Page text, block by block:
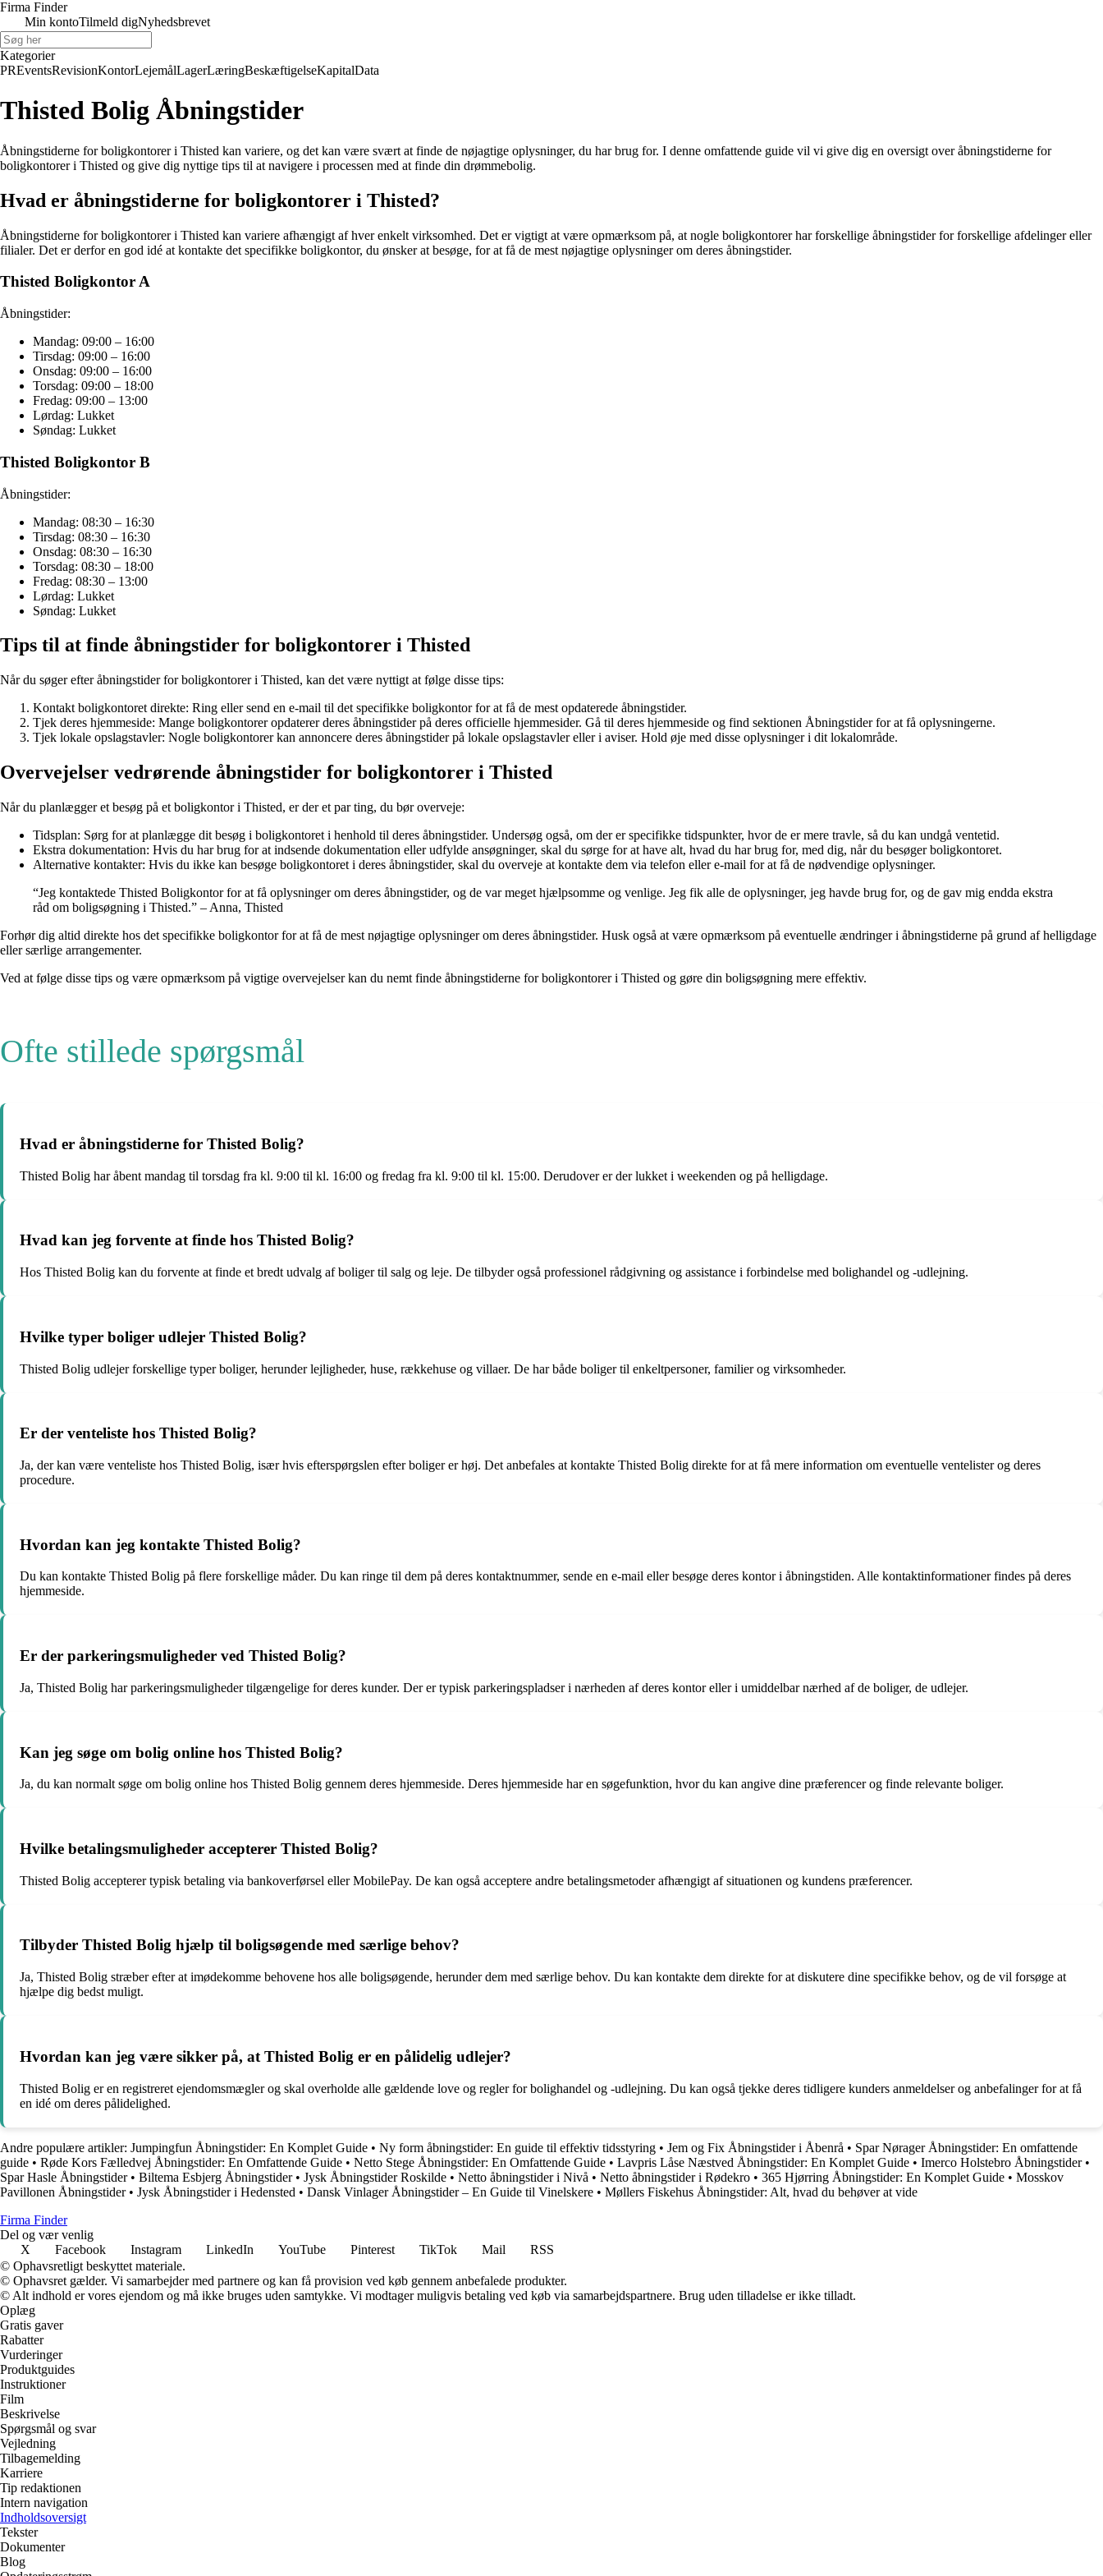
Firma Finder
Min kontoTilmeld digNyhedsbrevet
Kategorier
PREventsRevisionKontorLejemålLagerLæringBeskæftigelseKapitalData
Thisted Bolig Åbningstider
Åbningstiderne for boligkontorer i Thisted kan variere, og det kan være svært at finde de nøjagtige oplysninger, du har brug for. I denne omfattende guide vil vi give dig en oversigt over åbningstiderne for
boligkontorer i Thisted og give dig nyttige tips til at navigere i processen med at finde din drømmebolig.
Hvad er åbningstiderne for boligkontorer i Thisted?
Åbningstiderne for boligkontorer i Thisted kan variere afhængigt af hver enkelt virksomhed. Det er vigtigt at være opmærksom på, at nogle boligkontorer har forskellige åbningstider for forskellige afdelinger eller
filialer. Det er derfor en god idé at kontakte det specifikke boligkontor, du ønsker at besøge, for at få de mest nøjagtige oplysninger om deres åbningstider.
Thisted Boligkontor A
Åbningstider:
Mandag: 09:00 – 16:00
Tirsdag: 09:00 – 16:00
Onsdag: 09:00 – 16:00
Torsdag: 09:00 – 18:00
Fredag: 09:00 – 13:00
Lørdag: Lukket
Søndag: Lukket
Thisted Boligkontor B
Åbningstider:
Mandag: 08:30 – 16:30
Tirsdag: 08:30 – 16:30
Onsdag: 08:30 – 16:30
Torsdag: 08:30 – 18:00
Fredag: 08:30 – 13:00
Lørdag: Lukket
Søndag: Lukket
Tips til at finde åbningstider for boligkontorer i Thisted
Når du søger efter åbningstider for boligkontorer i Thisted, kan det være nyttigt at følge disse tips:
Kontakt boligkontoret direkte: Ring eller send en e-mail til det specifikke boligkontor for at få de mest opdaterede åbningstider.
Tjek deres hjemmeside: Mange boligkontorer opdaterer deres åbningstider på deres officielle hjemmesider. Gå til deres hjemmeside og find sektionen Åbningstider for at få oplysningerne.
Tjek lokale opslagstavler: Nogle boligkontorer kan annoncere deres åbningstider på lokale opslagstavler eller i aviser. Hold øje med disse oplysninger i dit lokalområde.
Overvejelser vedrørende åbningstider for boligkontorer i Thisted
Når du planlægger et besøg på et boligkontor i Thisted, er der et par ting, du bør overveje:
Tidsplan: Sørg for at planlægge dit besøg i boligkontoret i henhold til deres åbningstider. Undersøg også, om der er specifikke tidspunkter, hvor de er mere travle, så du kan undgå ventetid.
Ekstra dokumentation: Hvis du har brug for at indsende dokumentation eller udfylde ansøgninger, skal du sørge for at have alt, hvad du har brug for, med dig, når du besøger boligkontoret.
Alternative kontakter: Hvis du ikke kan besøge boligkontoret i deres åbningstider, skal du overveje at kontakte dem via telefon eller e-mail for at få de nødvendige oplysninger.
“Jeg kontaktede Thisted Boligkontor for at få oplysninger om deres åbningstider, og de var meget hjælpsomme og venlige. Jeg fik alle de oplysninger, jeg havde brug for, og de gav mig endda ekstra
råd om boligsøgning i Thisted.” – Anna, Thisted
Forhør dig altid direkte hos det specifikke boligkontor for at få de mest nøjagtige oplysninger om deres åbningstider. Husk også at være opmærksom på eventuelle ændringer i åbningstiderne på grund af helligdage
eller særlige arrangementer.
Ved at følge disse tips og være opmærksom på vigtige overvejelser kan du nemt finde åbningstiderne for boligkontorer i Thisted og gøre din boligsøgning mere effektiv.
Ofte stillede spørgsmål
Hvad er åbningstiderne for Thisted Bolig?
Thisted Bolig har åbent mandag til torsdag fra kl. 9:00 til kl. 16:00 og fredag fra kl. 9:00 til kl. 15:00. Derudover er der lukket i weekenden og på helligdage.
Hvad kan jeg forvente at finde hos Thisted Bolig?
Hos Thisted Bolig kan du forvente at finde et bredt udvalg af boliger til salg og leje. De tilbyder også professionel rådgivning og assistance i forbindelse med bolighandel og -udlejning.
Hvilke typer boliger udlejer Thisted Bolig?
Thisted Bolig udlejer forskellige typer boliger, herunder lejligheder, huse, rækkehuse og villaer. De har både boliger til enkeltpersoner, familier og virksomheder.
Er der venteliste hos Thisted Bolig?
Ja, der kan være venteliste hos Thisted Bolig, især hvis efterspørgslen efter boliger er høj. Det anbefales at kontakte Thisted Bolig direkte for at få mere information om eventuelle ventelister og deres
procedure.
Hvordan kan jeg kontakte Thisted Bolig?
Du kan kontakte Thisted Bolig på flere forskellige måder. Du kan ringe til dem på deres kontaktnummer, sende en e-mail eller besøge deres kontor i åbningstiden. Alle kontaktinformationer findes på deres
hjemmeside.
Er der parkeringsmuligheder ved Thisted Bolig?
Ja, Thisted Bolig har parkeringsmuligheder tilgængelige for deres kunder. Der er typisk parkeringspladser i nærheden af deres kontor eller i umiddelbar nærhed af de boliger, de udlejer.
Kan jeg søge om bolig online hos Thisted Bolig?
Ja, du kan normalt søge om bolig online hos Thisted Bolig gennem deres hjemmeside. Deres hjemmeside har en søgefunktion, hvor du kan angive dine præferencer og finde relevante boliger.
Hvilke betalingsmuligheder accepterer Thisted Bolig?
Thisted Bolig accepterer typisk betaling via bankoverførsel eller MobilePay. De kan også acceptere andre betalingsmetoder afhængigt af situationen og kundens præferencer.
Tilbyder Thisted Bolig hjælp til boligsøgende med særlige behov?
Ja, Thisted Bolig stræber efter at imødekomme behovene hos alle boligsøgende, herunder dem med særlige behov. Du kan kontakte dem direkte for at diskutere dine specifikke behov, og de vil forsøge at
hjælpe dig bedst muligt.
Hvordan kan jeg være sikker på, at Thisted Bolig er en pålidelig udlejer?
Thisted Bolig er en registreret ejendomsmægler og skal overholde alle gældende love og regler for bolighandel og -udlejning. Du kan også tjekke deres tidligere kunders anmeldelser og anbefalinger for at få
en idé om deres pålidelighed.
Andre populære artikler: Jumpingfun Åbningstider: En Komplet Guide • Ny form åbningstider: En guide til effektiv tidsstyring • Jem og Fix Åbningstider i Åbenrå • Spar Nørager Åbningstider: En omfattende
guide • Røde Kors Fælledvej Åbningstider: En Omfattende Guide • Netto Stege Åbningstider: En Omfattende Guide • Lavpris Låse Næstved Åbningstider: En Komplet Guide • Imerco Holstebro Åbningstider•
Spar Hasle Åbningstider• Biltema Esbjerg Åbningstider• Jysk Åbningstider Roskilde • Netto åbningstider i Nivå • Netto åbningstider i Rødekro • 365 Hjørring Åbningstider: En Komplet Guide • Mosskov
Pavillonen Åbningstider• Jysk Åbningstider i Hedensted • Dansk Vinlager Åbningstider – En Guide til Vinelskere • Møllers Fiskehus Åbningstider: Alt, hvad du behøver at vide
Firma Finder
Del og vær venlig
X
Facebook Instagram LinkedIn YouTube Pinterest TikTok Mail
RSS
© Ophavsretligt beskyttet materiale.
© Ophavsret gælder. Vi samarbejder med partnere og kan få provision ved køb gennem anbefalede produkter.
© Alt indhold er vores ejendom og må ikke bruges uden samtykke. Vi modtager muligvis betaling ved køb via samarbejdspartnere. Brug uden tilladelse er ikke tilladt.
Oplæg
Gratis gaver
Rabatter
Vurderinger
Produktguides
Instruktioner
Film
Beskrivelse
Spørgsmål og svar
Vejledning
Tilbagemelding
Karriere
Tip redaktionen
Intern navigation
Indholdsoversigt
Tekster
Dokumenter
Blog